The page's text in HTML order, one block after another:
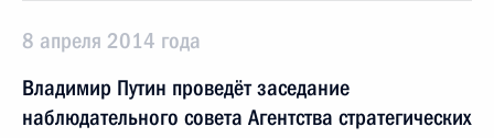
8 апреля 2014 года
Владимир Путин проведёт заседание
наблюдательного совета Агентства стратегических